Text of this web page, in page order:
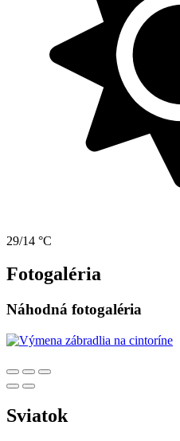
29/14 °C
Fotogaléria
Náhodná fotogaléria
Sviatok